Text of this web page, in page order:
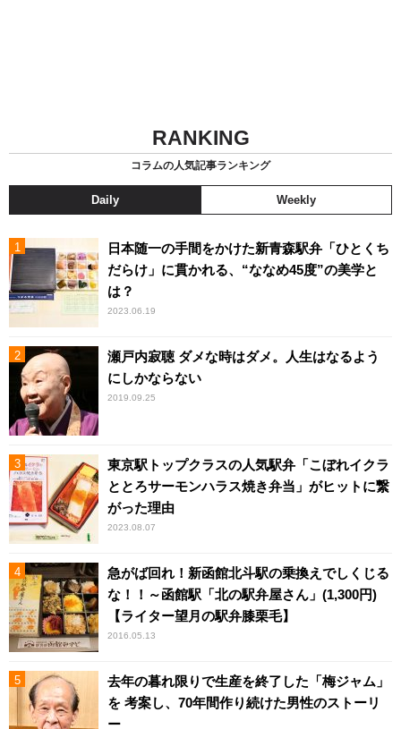
RANKING
コラムの人気記事ランキング
Daily Weekly
日本随一の手間をかけた新青森駅弁「ひとくち
だらけ」に貫かれる、“ななめ45度”の美学と
は？
2023.06.19
瀬戸内寂聴 ダメな時はダメ。人生はなるよう
にしかならない
2019.09.25
東京駅トップクラスの人気駅弁「こぼれイクラ
ととろサーモンハラス焼き弁当」がヒットに繋
がった理由
2023.08.07
急がば回れ！新函館北斗駅の乗換えでしくじる
な！！～函館駅「北の駅弁屋さん」(1,300円)
【ライター望月の駅弁膝栗毛】
2016.05.13
去年の暮れ限りで生産を終了した「梅ジャム」
を 考案し、70年間作り続けた男性のストーリ
ー